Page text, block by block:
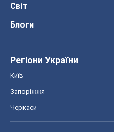
Світ
Блоги
Регіони України
Київ
Запоріжжя
Черкаси